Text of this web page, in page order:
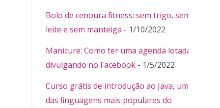
Bolo de cenoura fitness: sem trigo, sem
leite e sem manteiga - 1/10/2022
Manicure: Como ter uma agenda lotada
divulgando no Facebook - 1/5/2022
Curso grátis de introdução ao Java, uma
das linguagens mais populares do